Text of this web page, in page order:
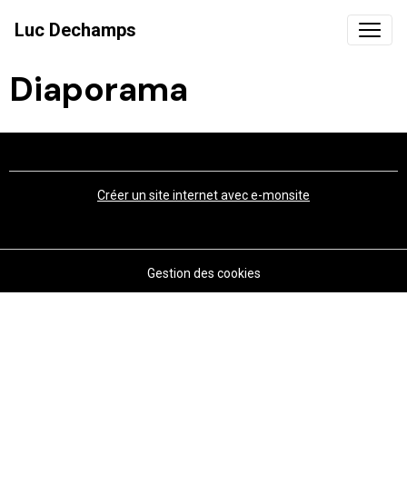
Luc Dechamps
Diaporama
Créer un site internet avec e-monsite
Gestion des cookies